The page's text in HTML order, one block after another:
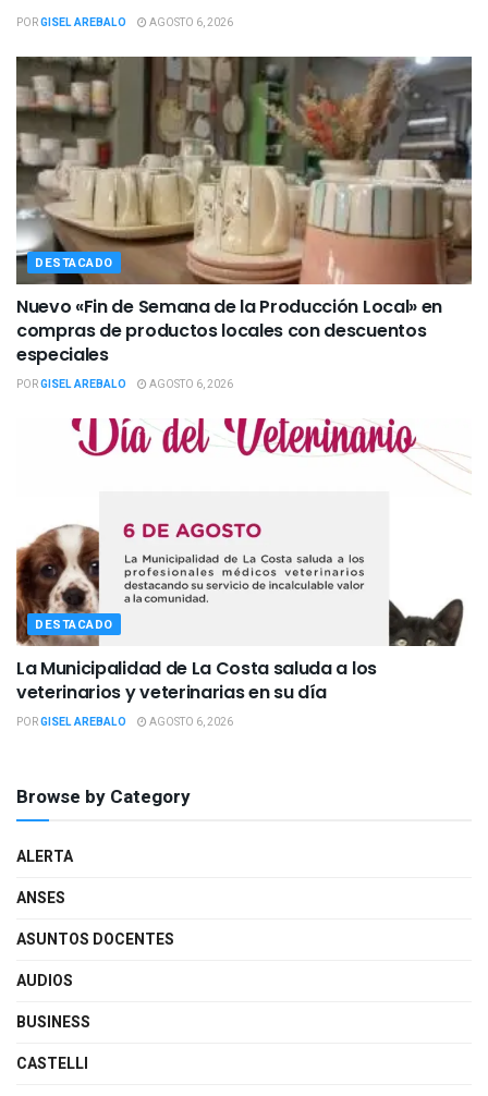
PORGISEL AREBALO AGOSTO 6, 2026
DESTACADO
Nuevo «Fin de Semana de la Producción Local» en
compras de productos locales con descuentos
especiales
PORGISEL AREBALO AGOSTO 6, 2026
DESTACADO
La Municipalidad de La Costa saluda a los
veterinarios y veterinarias en su día
PORGISEL AREBALO AGOSTO 6, 2026
Browse by Category
ALERTA
ANSES
ASUNTOS DOCENTES
AUDIOS
BUSINESS
CASTELLI